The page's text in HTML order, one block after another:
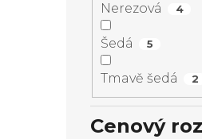
Nerezová 4
Šedá 5
Tmavě šedá 2
Cenový